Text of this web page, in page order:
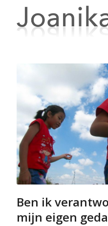
Ben ik
mijn eigen